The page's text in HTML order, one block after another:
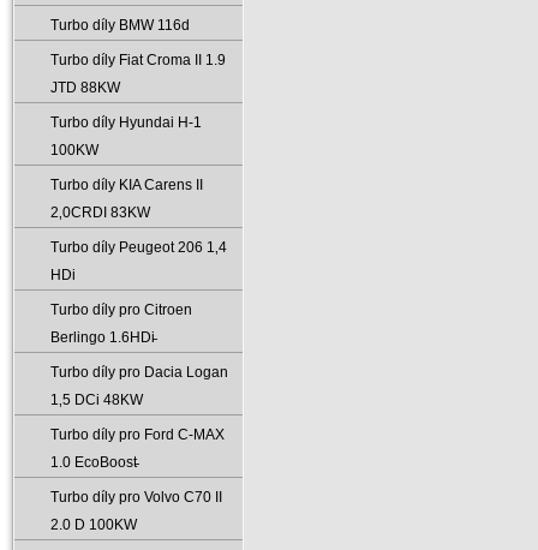
Turbo díly BMW 116d
Turbo díly Fiat Croma II 1.9
JTD 88KW
Turbo díly Hyundai H-1
100KW
Turbo díly KIA Carens II
2‚0CRDI 83KW
Turbo díly Peugeot 206 1‚4
HDi
Turbo díly pro Citroen
Berlingo 1.6HDi̵
Turbo díly pro Dacia Logan
1‚5 DCi 48KW
Turbo díly pro Ford C-MAX
1.0 EcoBoost̵
Turbo díly pro Volvo C70 II
2.0 D 100KW